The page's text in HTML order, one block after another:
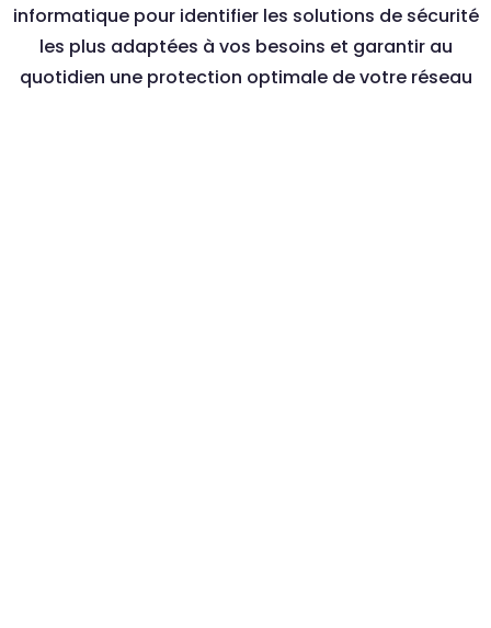
informatique pour identifier les solutions de sécurité
les plus adaptées à vos besoins et garantir au
quotidien une protection optimale de votre réseau